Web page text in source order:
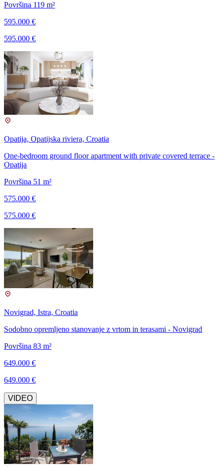
Površina 119 m²
595.000 €
595.000 €
Opatija, Opatijska riviera, Croatia
One-bedroom ground floor apartment with private covered terrace -
Opatija
Površina 51 m²
575.000 €
575.000 €
Novigrad, Istra, Croatia
Sodobno opremljeno stanovanje z vrtom in terasami - Novigrad
Površina 83 m²
649.000 €
649.000 €
VIDEO